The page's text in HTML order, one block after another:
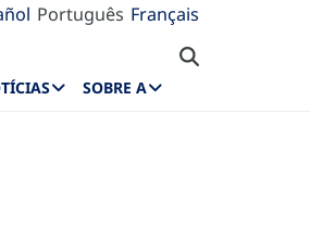
Português Français
SOBRE A